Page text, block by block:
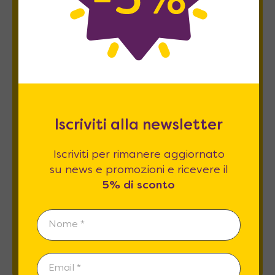
Newsletter
Iscriviti per rimanere aggiornato su news
e promozioni e ricevere il5% di sconto
Esprimo il mio consenso al trattamento dati
relativamente al punto 2 A e Bdell'informativa
REGISTRATI
Iscriviti alla newsletter
Iscriviti per rimanere aggiornato
su news e promozioni e ricevere il
5% di sconto